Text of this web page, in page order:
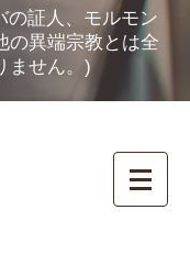
の証人、モルモン
の異端宗教とは全
ません。)